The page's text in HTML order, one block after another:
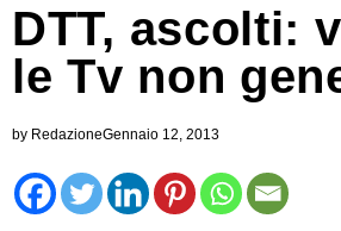
DTT, ascolti:
le Tv non
by RedazioneGennaio 12, 2013